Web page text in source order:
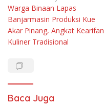
pos
Warga Binaan Lapas
Banjarmasin Produksi Kue
Akar Pinang, Angkat Kearifan
Kuliner Tradisional
Baca Juga